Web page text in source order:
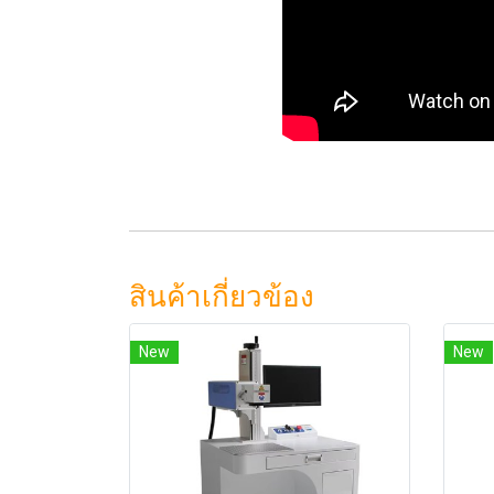
สินค้าเกี่ยวข้อง
New New